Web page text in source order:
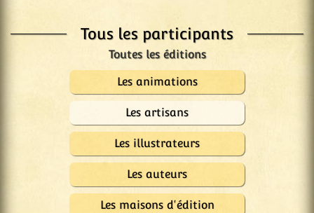
Tous les participants
Les animations
Les artisans
Les illustrateurs
Les auteurs
Les maisons d'édition